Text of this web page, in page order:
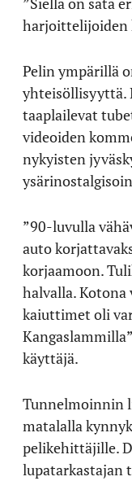
harjoittelijoiden
Pelin ympärillä
yhteisöllisyyttä.
taaplailevat
videoiden
nykyisten
”90-luvulla
auto
korjaamoon.
halvalla. Kotona
kaiuttimet oli
käyttäjä.
Tunnelmoinnin
matalalla
pelikehittäjille.
lupatarkastajan